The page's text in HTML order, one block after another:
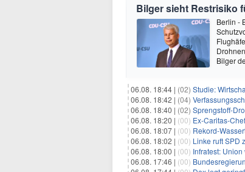
Bilger sieht Restrisiko
Berlin -
Bilger
06.08. 18:44 | (02) Studie:
06.08. 18:42 | (04)
06.08. 18:40 | (02) Sprengstoff-
06.08. 18:20 | (00) Ex-Caritas-
06.08. 18:07 | (00) Rekord-
06.08. 18:02 | (00) Linke ruft SPD
06.08. 18:00 | (00) Infratest:
06.08. 17:46 | (00)